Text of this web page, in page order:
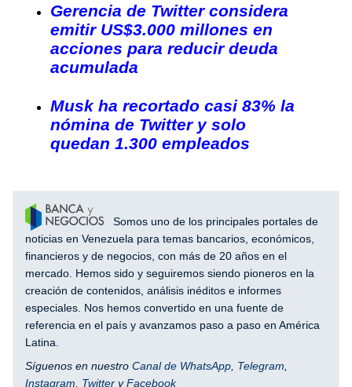
Gerencia de Twitter considera
emitir US$3.000 millones en
acciones para reducir deuda
acumulada
Musk ha recortado casi 83% la
nómina de Twitter y solo
quedan 1.300 empleados
Somos uno de los principales portales de
noticias en Venezuela para temas bancarios, económicos,
financieros y de negocios, con más de 20 años en el
mercado. Hemos sido y seguiremos siendo pioneros en la
creación de contenidos, análisis inéditos e informes
especiales. Nos hemos convertido en una fuente de
referencia en el país y avanzamos paso a paso en América
Latina.
Síguenos en nuestro Canal de WhatsApp, Telegram,
Instagram, Twitter yFacebook